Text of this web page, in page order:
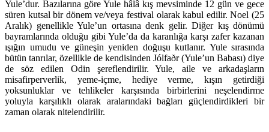
Yule’dur. Bazılarına göre Yule hâlâ kış mevsiminde 12 gün ve gece
süren kutsal bir dönem ve/veya festival olarak kabul edilir. Noel (25
Aralık) genellikle Yule’un ortasına denk gelir. Diğer kış dönümü
bayramlarında olduğu gibi Yule’da da karanlığa karşı zafer kazanan
ışığın umudu ve güneşin yeniden doğuşu kutlanır. Yule sırasında
bütün tanrılar, özellikle de kendisinden Jólfaðr (Yule’un Babası) diye
de söz edilen Odin şereflendirilir. Yule, aile ve arkadaşların
misafirperverlik, yeme-içme, hediye verme, kışın getirdiği
yoksunluklar ve tehlikeler karşısında birbirlerini neşelendirme
yoluyla karşılıklı olarak aralarındaki bağları güçlendirdikleri bir
zaman olarak nitelendirilir.